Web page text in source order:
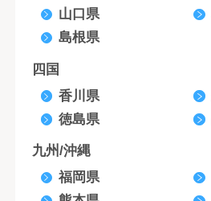
山口県
島根県
四国
香川県
徳島県
九州/沖縄
福岡県